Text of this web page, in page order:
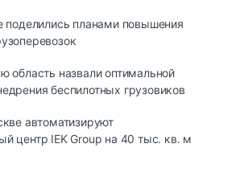
поделились планами повышения
область назвали оптимальной
беспилотных грузовиков
автоматизируют
центр IEK Group на 40 тыс. кв. м